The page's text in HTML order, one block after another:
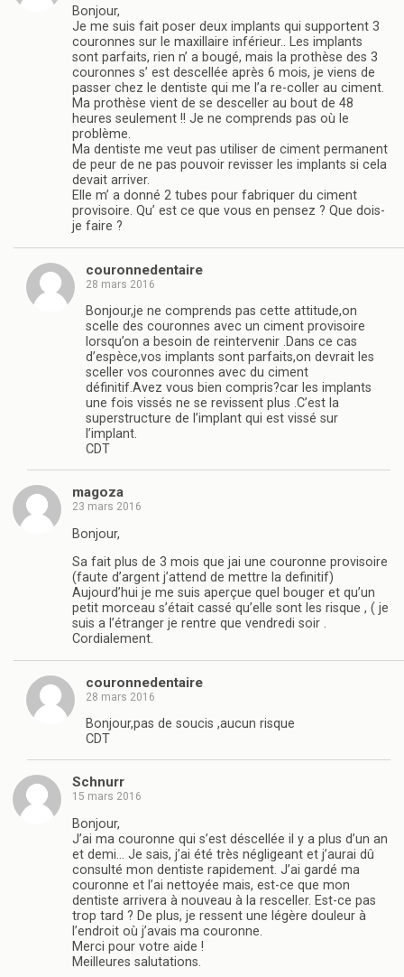
Bonjour,
Je me suis fait poser deux implants qui supportent 3
couronnes sur le maxillaire inférieur.. Les implants
sont parfaits, rien n’ a bougé, mais la prothèse des 3
couronnes s’ est descellée après 6 mois, je viens de
passer chez le dentiste qui me l’a re-coller au ciment.
Ma prothèse vient de se desceller au bout de 48
heures seulement !! Je ne comprends pas où le
problème.
Ma dentiste me veut pas utiliser de ciment permanent
de peur de ne pas pouvoir revisser les implants si cela
devait arriver.
Elle m’ a donné 2 tubes pour fabriquer du ciment
provisoire. Qu’ est ce que vous en pensez ? Que dois-
je faire ?
couronnedentaire
28 mars 2016
Bonjour,je ne comprends pas cette attitude,on
scelle des couronnes avec un ciment provisoire
lorsqu’on a besoin de reintervenir .Dans ce cas
d’espèce,vos implants sont parfaits,on devrait les
sceller vos couronnes avec du ciment
définitif.Avez vous bien compris?car les implants
une fois vissés ne se revissent plus .C’est la
superstructure de l’implant qui est vissé sur
l’implant.
CDT
magoza
23 mars 2016
Bonjour,
Sa fait plus de 3 mois que jai une couronne provisoire
(faute d’argent j’attend de mettre la definitif)
Aujourd’hui je me suis aperçue quel bouger et qu’un
petit morceau s’était cassé qu’elle sont les risque , ( je
suis a l’étranger je rentre que vendredi soir .
Cordialement.
couronnedentaire
28 mars 2016
Bonjour,pas de soucis ,aucun risque
CDT
Schnurr
15 mars 2016
Bonjour,
J’ai ma couronne qui s’est déscellée il y a plus d’un an
et demi… Je sais, j’ai été très négligeant et j’aurai dû
consulté mon dentiste rapidement. J’ai gardé ma
couronne et l’ai nettoyée mais, est-ce que mon
dentiste arrivera à nouveau à la resceller. Est-ce pas
trop tard ? De plus, je ressent une légère douleur à
l’endroit où j’avais ma couronne.
Merci pour votre aide !
Meilleures salutations.